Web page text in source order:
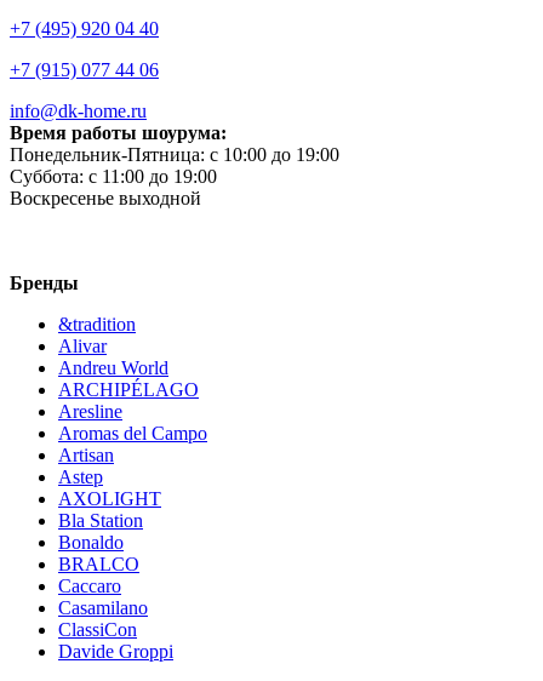
+7 (495) 920 04 40
+7 (915) 077 44 06
info@dk-home.ru
Время работы шоурума:
Понедельник-Пятница: c 10:00 до 19:00
Суббота: c 11:00 до 19:00
Воскресенье выходной
Бренды
&tradition
Alivar
Andreu World
ARCHIPÉLAGO
Aresline
Aromas del Campo
Artisan
Astep
AXOLIGHT
Bla Station
Bonaldo
BRALCO
Caccaro
Casamilano
ClassiCon
Davide Groppi